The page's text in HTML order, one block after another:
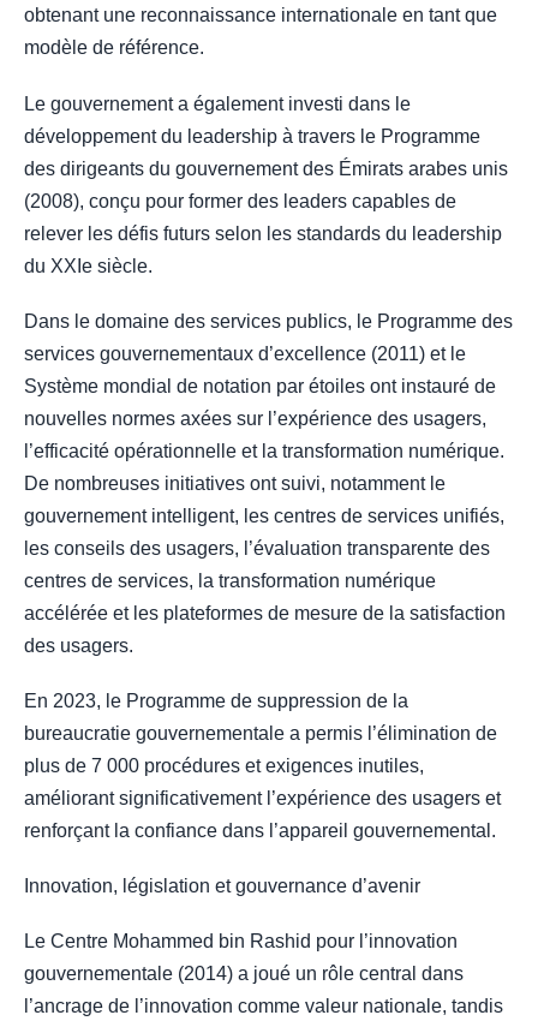
obtenant une reconnaissance internationale en tant que
modèle de référence.
Le gouvernement a également investi dans le
développement du leadership à travers le Programme
des dirigeants du gouvernement des Émirats arabes unis
(2008), conçu pour former des leaders capables de
relever les défis futurs selon les standards du leadership
du XXIe siècle.
Dans le domaine des services publics, le Programme des
services gouvernementaux d’excellence (2011) et le
Système mondial de notation par étoiles ont instauré de
nouvelles normes axées sur l’expérience des usagers,
l’efficacité opérationnelle et la transformation numérique.
De nombreuses initiatives ont suivi, notamment le
gouvernement intelligent, les centres de services unifiés,
les conseils des usagers, l’évaluation transparente des
centres de services, la transformation numérique
accélérée et les plateformes de mesure de la satisfaction
des usagers.
En 2023, le Programme de suppression de la
bureaucratie gouvernementale a permis l’élimination de
plus de 7 000 procédures et exigences inutiles,
améliorant significativement l’expérience des usagers et
renforçant la confiance dans l’appareil gouvernemental.
Innovation, législation et gouvernance d’avenir
Le Centre Mohammed bin Rashid pour l’innovation
gouvernementale (2014) a joué un rôle central dans
l’ancrage de l’innovation comme valeur nationale, tandis